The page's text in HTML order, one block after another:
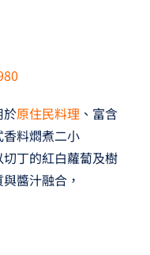
於原住民料理、富含
料燜煮二小
丁的紅白蘿蔔及樹
醬汁融合，